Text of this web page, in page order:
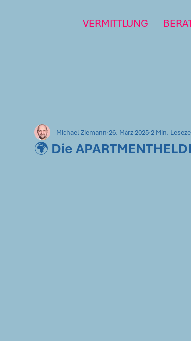
VERMITTLUNG
🌍 Die
Michael Ziemann 26. März 2025 2 Min.